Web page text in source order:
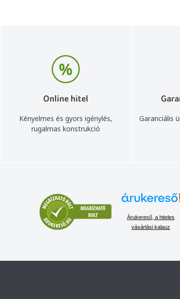
Online hitel
Kényelmes és gyors igénylés,
rugalmas konstrukció
Garanciális
Árukereső, a hiteles
vásárlási kalauz